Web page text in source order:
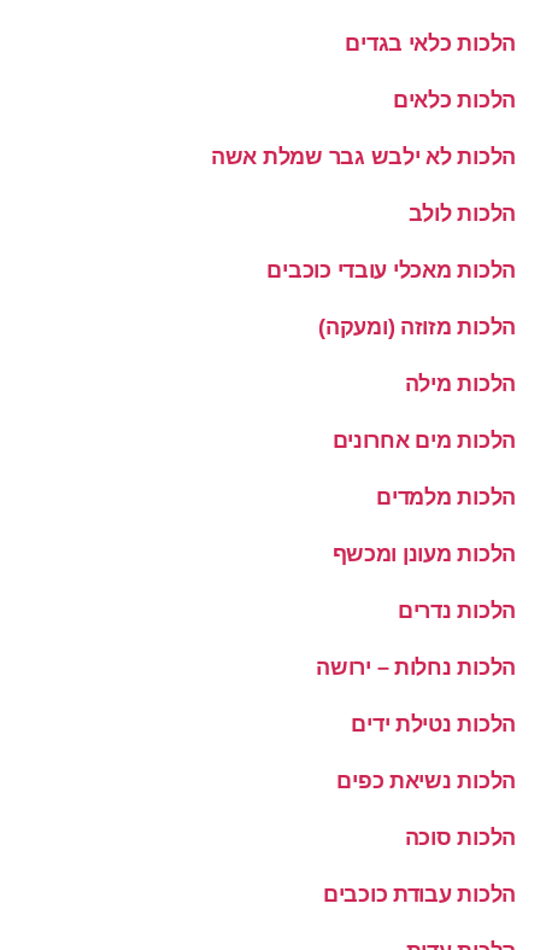
הלכות כלאי בגדים
הלכות כלאים
הלכות לא ילבש גבר שמלת אשה
הלכות לולב
הלכות מאכלי עובדי כוכבים
הלכות מזוזה (ומעקה)
הלכות מילה
הלכות מים אחרונים
הלכות מלמדים
הלכות מעונן ומכשף
הלכות נדרים
הלכות נחלות – ירושה
הלכות נטילת ידים
הלכות נשיאת כפים
הלכות סוכה
הלכות עבודת כוכבים